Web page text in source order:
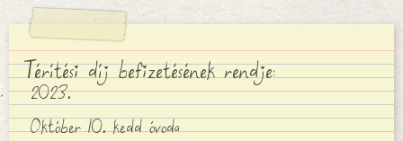
Térítési díj befizetésének rendje:
2023.
Október 10. kedd óvoda